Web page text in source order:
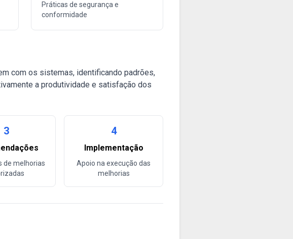
Práticas de segurança e
conformidade
com os sistemas, identificando padrões,
a produtividade e satisfação dos
3
de melhorias
4
Implementação
Apoio na execução das
melhorias